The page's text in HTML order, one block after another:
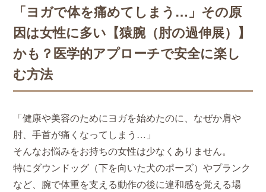
「ヨガで体を痛めてしまう…」その原
因は女性に多い【猿腕（肘の過伸展）】
かも？医学的アプローチで安全に楽し
む方法
「健康や美容のためにヨガを始めたのに、なぜか肩や
肘、手首が痛くなってしまう…」
そんなお悩みをお持ちの女性は少なくありません。
特にダウンドッグ（下を向いた犬のポーズ）やプランク
など、腕で体重を支える動作の後に違和感を覚える場